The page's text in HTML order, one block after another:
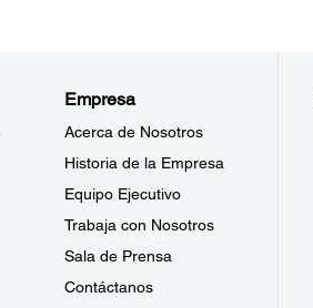
Empresa
Acerca de Nosotros
Historia de la Empresa
Equipo Ejecutivo
Trabaja con Nosotros
Sala de Prensa
Contáctanos